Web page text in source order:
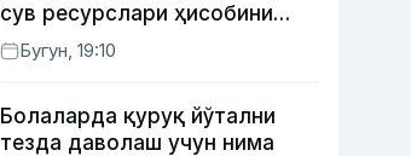
сув ресурслари ҳисобини
автоматлаштириш режасини
ишлаб чиқишни маъқуллади
Бугун, 19:10
Болаларда қуруқ йўтални
тезда даволаш учун нима